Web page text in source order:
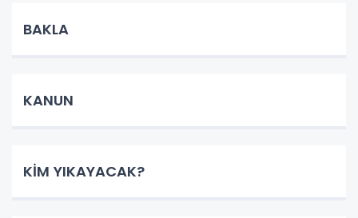
BAKLA
KANUN
KİM YIKAYACAK?